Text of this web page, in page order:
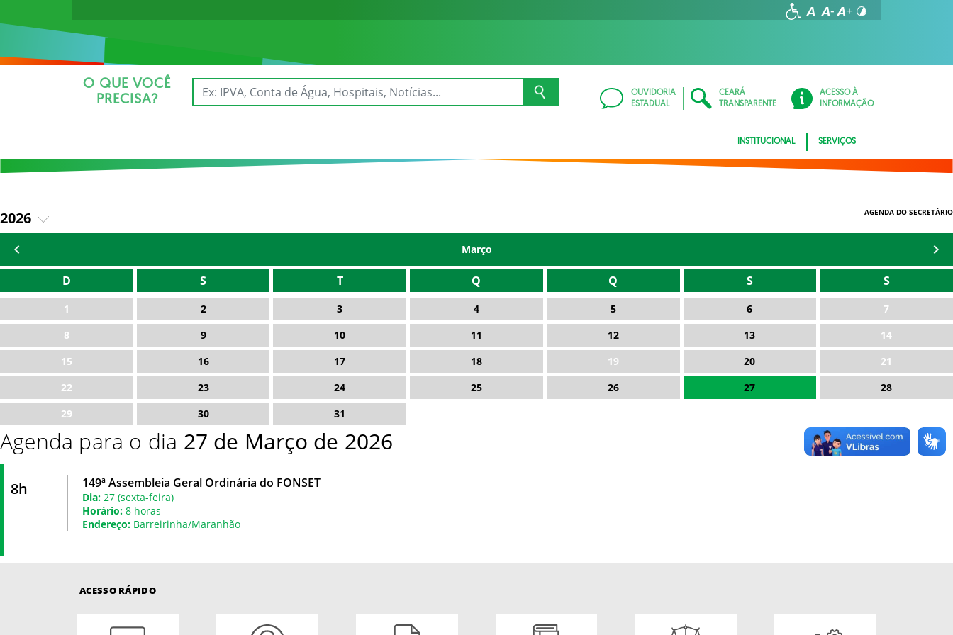
O QUE VOCÊ
PRECISA?
OUVIDORIA
ESTADUAL
CEARÁ
TRANSPARENTE
ACESSO À
INFORMAÇÃO
INSTITUCIONAL SERVIÇOS
2026
2025
AGENDA DO SECRETÁRIO
Março
D S T Q Q S S
1 2 3 4 5 6
7
8
9 10 11 12 13
14
15
16 17 18 19 20
21
22
23 24 25 26 27
28
29
30 31
Agenda para o dia 27 de Março de 2026
8h 149ª Assembleia Geral Ordinária do FONSET
Dia: 27 (sexta-feira)
Horário: 8 horas
Endereço: Barreirinha/Maranhão
ACESSO RÁPIDO